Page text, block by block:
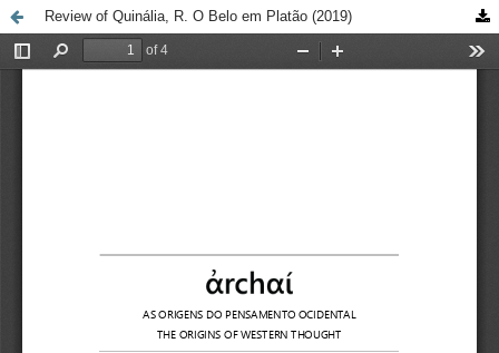
Review of Quinália, R. O Belo em Platão (2019)